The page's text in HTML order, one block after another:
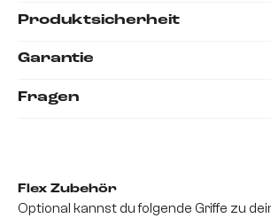
Produktsicherheit
Garantie
Fragen
Flex Zubehör
Optional kannst du folgende Griffe zu